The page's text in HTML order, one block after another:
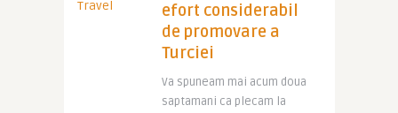
efort considerabil
de promovare a
Turciei
Va spuneam mai acum doua
saptamani ca plecam la